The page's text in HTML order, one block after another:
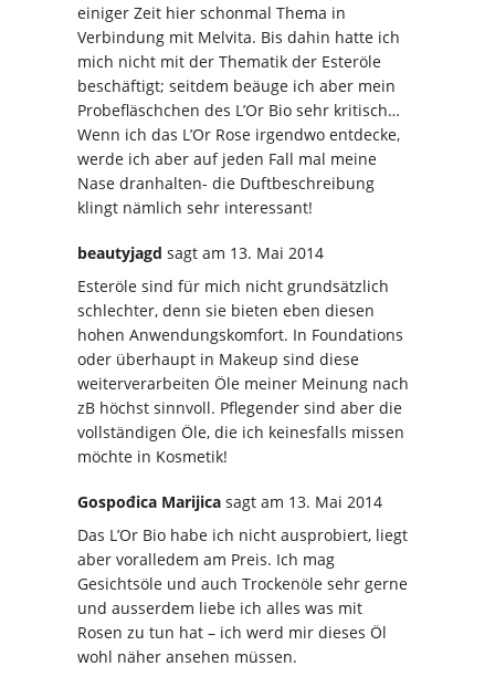
einiger Zeit hier schonmal Thema in
Verbindung mit Melvita. Bis dahin hatte ich
mich nicht mit der Thematik der Esteröle
beschäftigt; seitdem beäuge ich aber mein
Probefläschchen des L’Or Bio sehr kritisch…
Wenn ich das L’Or Rose irgendwo entdecke,
werde ich aber auf jeden Fall mal meine
Nase dranhalten- die Duftbeschreibung
klingt nämlich sehr interessant!
beautyjagd sagt am 13. Mai 2014
Esteröle sind für mich nicht grundsätzlich
schlechter, denn sie bieten eben diesen
hohen Anwendungskomfort. In Foundations
oder überhaupt in Makeup sind diese
weiterverarbeiten Öle meiner Meinung nach
zB höchst sinnvoll. Pflegender sind aber die
vollständigen Öle, die ich keinesfalls missen
möchte in Kosmetik!
Gospođica Marijica sagt am 13. Mai 2014
Das L’Or Bio habe ich nicht ausprobiert, liegt
aber voralledem am Preis. Ich mag
Gesichtsöle und auch Trockenöle sehr gerne
und ausserdem liebe ich alles was mit
Rosen zu tun hat – ich werd mir dieses Öl
wohl näher ansehen müssen.